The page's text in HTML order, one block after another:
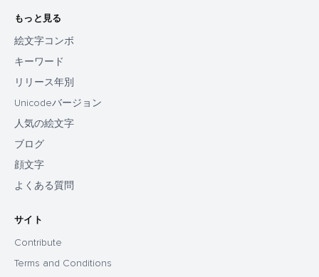
もっと見る
絵文字コンボ
キーワード
リリース年別
Unicodeバージョン
人気の絵文字
ブログ
顔文字
よくある質問
サイト
Contribute
Terms and Conditions